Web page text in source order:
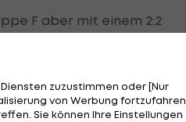
F aber mit einem 2:2
zuzustimmen oder [Nur
von Werbung fortzufahren.
Sie können Ihre Einstellungen